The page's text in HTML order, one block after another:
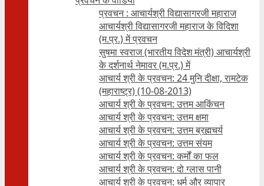
प्रवचन : आचार्यश्री ‍विद्यासागरजी महाराज
आचार्यश्री विद्यासागरजी महाराज के विदिशा
(म.प्र.) में प्रवचन
सुषमा स्वराज (भारतीय विदेश मंत्री) आचार्यश्री
के दर्शनार्थ नेमावर (म.प्र.) में
आचार्य श्री के प्रवचन: 24 मुनि दीक्षा, रामटेक
(महाराष्ट्र) (10-08-2013)
आचार्य श्री के प्रवचन: उत्तम आकिंचन
आचार्य श्री के प्रवचन: उत्तम क्षमा
आचार्य श्री के प्रवचन: उत्तम ब्रह्मचर्य
आचार्य श्री के प्रवचन: उत्तम संयम
आचार्य श्री के प्रवचन: कर्मों का फल
आचार्य श्री के प्रवचन: दो ग्लास पानी
आचार्य श्री के प्रवचन: धर्म और व्यापार